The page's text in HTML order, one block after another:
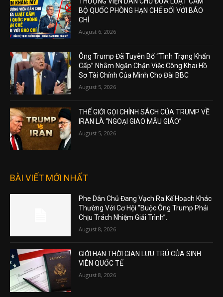
BỘ QUỐC PHÒNG HẠN CHẾ ĐỐI VỚI BÁO
CHÍ
August 6, 2026
Ông Trump Đã Tuyên Bố “Tình Trạng Khẩn
Cấp” Nhằm Ngăn Chặn Việc Công Khai Hồ
Sơ Tài Chính Của Mình Cho Đài BBC
August 5, 2026
THẾ GIỚI GỌI CHÍNH SÁCH CỦA TRUMP VỀ
IRAN LÀ “NGOẠI GIAO MẪU GIÁO”
August 5, 2026
BÀI VIẾT MỚI NHẤT
Phe Dân Chủ Đang Vạch Ra Kế Hoạch Khác
Thường Với Cơ Hội “Buộc Ông Trump Phải
Chịu Trách Nhiệm Giải Trình”.
August 8, 2026
GIỚI HẠN THỜI GIAN LƯU TRÚ CỦA SINH
VIÊN QUỐC TẾ
August 8, 2026